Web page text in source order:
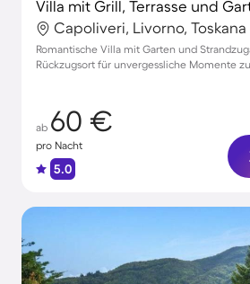
Villa mit Grill, Terrasse und
Capoliveri, Livorno, Toskana
Romantische Villa mit Garten und
Rückzugsort für unvergessliche Momente
ab 60 €
pro Nacht
5.0